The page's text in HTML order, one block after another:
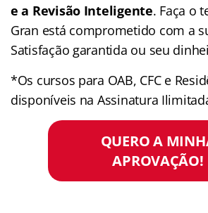
e a Revisão Inteligente. Faça o
Gran está comprometido com a
Satisfação garantida ou seu
*Os cursos para OAB, CFC e
disponíveis na Assinatura
QUERO A
APROVAÇÃO!